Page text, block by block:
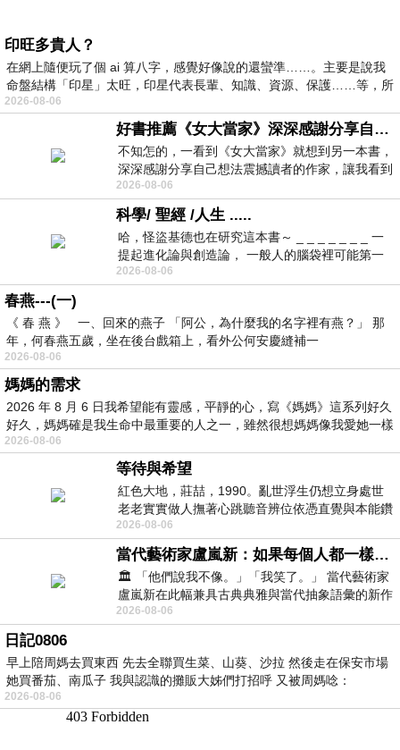
印旺多貴人？
在網上隨便玩了個 ai 算八字，感覺好像說的還蠻準……。主要是說我
命盤結構「印星」太旺，印星代表長輩、知識、資源、保護……等，所
2026-08-06
好書推薦《女大當家》深深感謝分享自己想法震撼讀者的作家，讓我看到不同樣貌的家庭！
不知怎的，一看到《女大當家》就想到另一本書，
深深感謝分享自己想法震撼讀者的作家，讓我看到
不同樣貌的家庭！ 《女大
2026-08-06
科學/ 聖經 /人生 .....
哈，怪盜基德也在研究這本書～ _ _ _ _ _ _ _ 一
提起進化論與創造論， 一般人的腦袋裡可能第一
時間就有「 進化論很科
2026-08-06
春燕---(一)
《 春 燕 》 一、回來的燕子 「阿公，為什麼我的名字裡有燕？」 那
年，何春燕五歲，坐在後台戲箱上，看外公何安慶縫補一
2026-08-06
媽媽的需求
2026 年 8 月 6 日我希望能有靈感，平靜的心，寫《媽媽》這系列好久
好久，媽媽確是我生命中最重要的人之一，雖然很想媽媽像我愛她一樣
2026-08-06
等待與希望
紅色大地，莊喆，1990。亂世浮生仍想立身處世
老老實實做人撫著心跳聽音辨位依憑直覺與本能鑽
向裂隙的亮處探索另一個心聲另一個共鳴的
2026-08-06
當代藝術家盧嵐新：如果每個人都一樣，這世界該有多無聊？
🏛️ 「他們說我不像。」「我笑了。」 當代藝術家
盧嵐新在此幅兼具古典典雅與當代抽象語彙的新作
中，以沈靜的藍色空間為背景，描繪了
2026-08-06
日記0806
早上陪周媽去買東西 先去全聯買生菜、山葵、沙拉 然後走在保安市場
她買番茄、南瓜子 我與認識的攤販大姊們打招呼 又被周媽唸：
2026-08-06